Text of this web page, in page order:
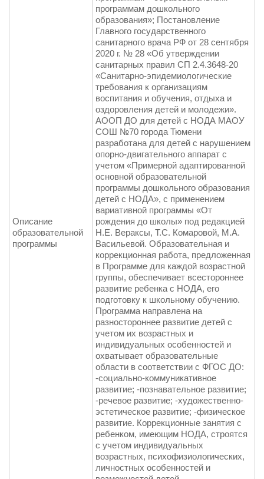
Описание
образовательной
программы
программам дошкольного
образования»; Постановление
Главного государственного
санитарного врача РФ от 28 сентября
2020 г. № 28 «Об утверждении
санитарных правил СП 2.4.3648-20
«Санитарно-эпидемиологические
требования к организациям
воспитания и обучения, отдыха и
оздоровления детей и молодежи».
АООП ДО для детей с НОДА МАОУ
СОШ №70 города Тюмени
разработана для детей с нарушением
опорно-двигательного аппарат с
учетом «Примерной адаптированной
основной образовательной
программы дошкольного образования
детей с НОДА», с применением
вариативной программы «От
рождения до школы» под редакцией
Н.Е. Вераксы, Т.С. Комаровой, М.А.
Васильевой. Образовательная и
коррекционная работа, предложенная
в Программе для каждой возрастной
группы, обеспечивает всестороннее
развитие ребенка с НОДА, его
подготовку к школьному обучению.
Программа направлена на
разностороннее развитие детей с
учетом их возрастных и
индивидуальных особенностей и
охватывает образовательные
области в соответствии с ФГОС ДО:
-социально-коммуникативное
развитие; -познавательное развитие;
-речевое развитие; -художественно-
эстетическое развитие; -физическое
развитие. Коррекционные занятия с
ребенком, имеющим НОДА, строятся
с учетом индивидуальных
возрастных, психофизиологических,
личностных особенностей и